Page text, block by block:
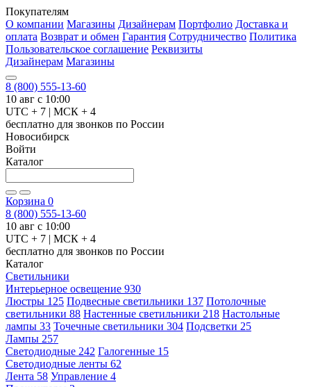
Покупателям
О компании Магазины Дизайнерам Портфолио Доставка и
оплата Возврат и обмен Гарантия Сотрудничество Политика
Пользовательское соглашение Реквизиты
Дизайнерам Магазины
8 (800) 555-13-60
10 авг с 10:00
UTC + 7 | МСК + 4
бесплатно для звонков по России
Новосибирск
Войти
Каталог
Корзина 0
8 (800) 555-13-60
10 авг с 10:00
UTC + 7 | МСК + 4
бесплатно для звонков по России
Каталог
Светильники
Интерьерное освещение 930
Люстры 125 Подвесные светильники 137 Потолочные
светильники 88 Настенные светильники 218 Настольные
лампы 33 Точечные светильники 304 Подсветки 25
Лампы 257
Светодиодные 242 Галогенные 15
Светодиодные ленты 62
Лента 58 Управление 4